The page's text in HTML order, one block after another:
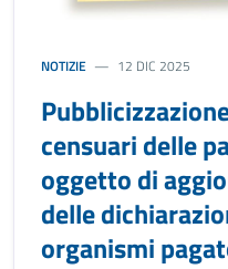
NOTIZIE 12 DIC 2025
censuari delle
oggetto di
delle
organismi